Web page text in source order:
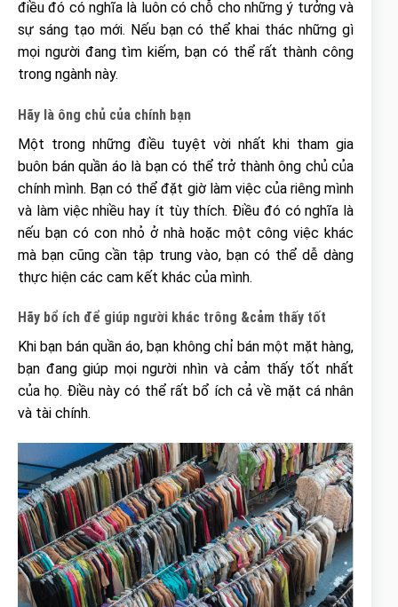
điều đó có nghĩa là luôn có chỗ cho những ý tưởng và
sự sáng tạo mới. Nếu bạn có thể khai thác những gì
mọi người đang tìm kiếm, bạn có thể rất thành công
trong ngành này.
Hãy là ông chủ của chính bạn
Một trong những điều tuyệt vời nhất khi tham gia
buôn bán quần áo là bạn có thể trở thành ông chủ của
chính mình. Bạn có thể đặt giờ làm việc của riêng mình
và làm việc nhiều hay ít tùy thích. Điều đó có nghĩa là
nếu bạn có con nhỏ ở nhà hoặc một công việc khác
mà bạn cũng cần tập trung vào, bạn có thể dễ dàng
thực hiện các cam kết khác của mình.
Hãy bổ ích để giúp người khác trông &cảm thấy tốt
Khi bạn bán quần áo, bạn không chỉ bán một mặt hàng,
bạn đang giúp mọi người nhìn và cảm thấy tốt nhất
của họ. Điều này có thể rất bổ ích cả về mặt cá nhân
và tài chính.